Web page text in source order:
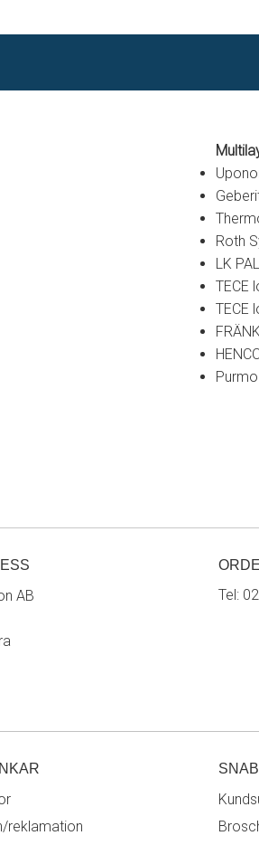
Roth
LK
TECE
TECE
AB
Tel:
reklamation